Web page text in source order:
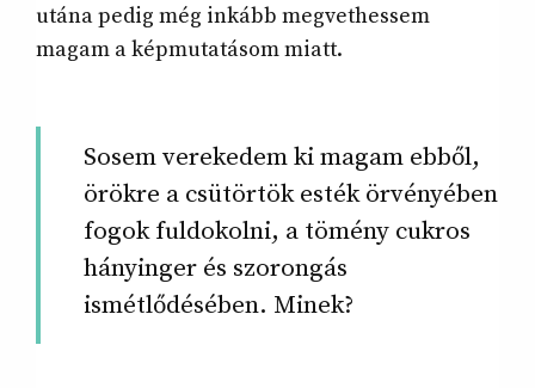
utána pedig még inkább megvethessem
magam a képmutatásom miatt.
Sosem verekedem ki magam ebből,
örökre a csütörtök esték örvényében
fogok fuldokolni, a tömény cukros
hányinger és szorongás
ismétlődésében. Minek?